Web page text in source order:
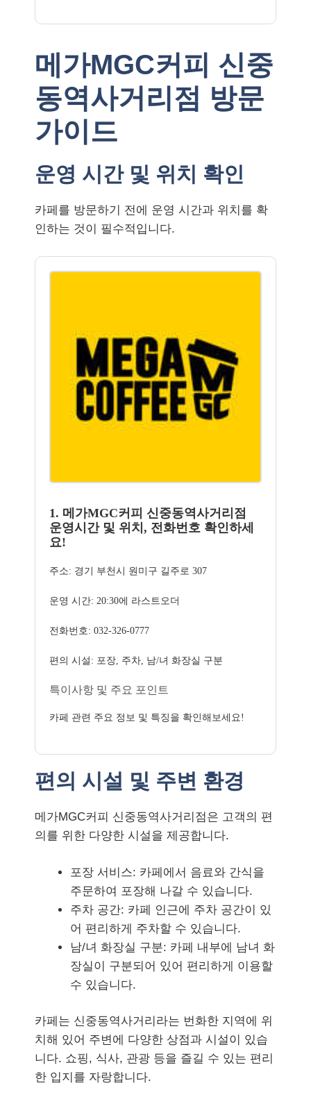
메가MGC커피 신중
동역사거리점 방문
가이드
운영 시간 및 위치 확인
카페를 방문하기 전에 운영 시간과 위치를 확
인하는 것이 필수적입니다.
1. 메가MGC커피 신중동역사거리점
운영시간 및 위치, 전화번호 확인하세
요!
주소: 경기 부천시 원미구 길주로 307
운영 시간: 20:30에 라스트오더
전화번호: 032-326-0777
편의 시설: 포장, 주차, 남/녀 화장실 구분
특이사항 및 주요 포인트
카페 관련 주요 정보 및 특징을 확인해보세요!
편의 시설 및 주변 환경
메가MGC커피 신중동역사거리점은 고객의 편
의를 위한 다양한 시설을 제공합니다.
포장 서비스: 카페에서 음료와 간식을
주문하여 포장해 나갈 수 있습니다.
주차 공간: 카페 인근에 주차 공간이 있
어 편리하게 주차할 수 있습니다.
남/녀 화장실 구분: 카페 내부에 남녀 화
장실이 구분되어 있어 편리하게 이용할
수 있습니다.
카페는 신중동역사거리라는 번화한 지역에 위
치해 있어 주변에 다양한 상점과 시설이 있습
니다. 쇼핑, 식사, 관광 등을 즐길 수 있는 편리
한 입지를 자랑합니다.